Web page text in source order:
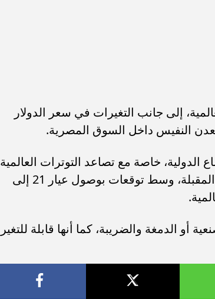
إلى جانب التغيرات في سعر الدولار
النفيس داخل السوق المصرية.
خاصة مع تصاعد التوترات
والتي قد تدفع الذهب لمواصلة الارتفاع خلال الفترة المقبلة، وسط توقعات بوصول عيار 21 إلى
أو الدمغة والضريبة، كما أنها قابلة للتغير